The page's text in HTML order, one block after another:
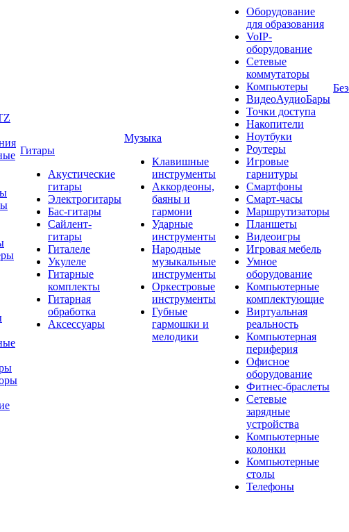
Гитары
Акустические
гитары
Электрогитары
Бас-гитары
Сайлент-
гитары
Гиталеле
Укулеле
Гитарные
комплекты
Гитарная
обработка
Аксессуары
Музыка
Клавишные
инструменты
Аккордеоны,
баяны и
гармони
Ударные
инструменты
Народные
музыкальные
инструменты
Оркестровые
инструменты
Губные
гармошки и
мелодики
Оборудование
для образования
VoIP-
оборудование
Сетевые
коммутаторы
Компьютеры
ВидеоАудиоБары
Точки доступа
Накопители
Ноутбуки
Роутеры
Игровые
гарнитуры
Смартфоны
Смарт-часы
Маршрутизаторы
Планшеты
Видеоигры
Игровая мебель
Умное
оборудование
Компьютерные
комплектующие
Виртуальная
реальность
Компьютерная
периферия
Офисное
оборудование
Фитнес-браслеты
Сетевые
зарядные
устройства
Компьютерные
колонки
Компьютерные
столы
Телефоны